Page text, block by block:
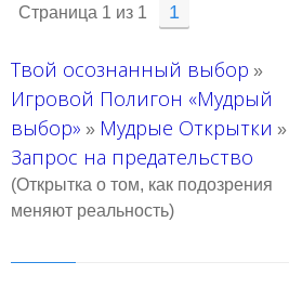
Страница 1 из 1 1
Твой осознанный выбор »
Игровой Полигон «Мудрый
выбор» » Мудрые Открытки »
Запрос на предательство
(Открытка о том, как подозрения
меняют реальность)